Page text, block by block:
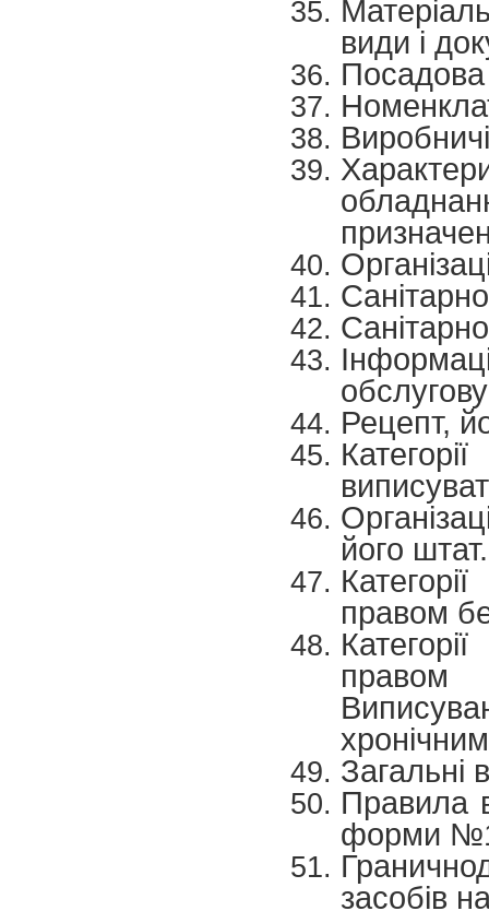
види і
Посадова
Рецепт,
його штат.
правом
правом
Загальні
Правила
форми
засобів